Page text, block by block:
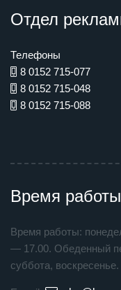
Отдел
Телефоны
8 0152 715-077
8 0152 715-048
8 0152 715-088
Время
Время работы:
— 17.00. Обеденный
суббота, воскресенье.